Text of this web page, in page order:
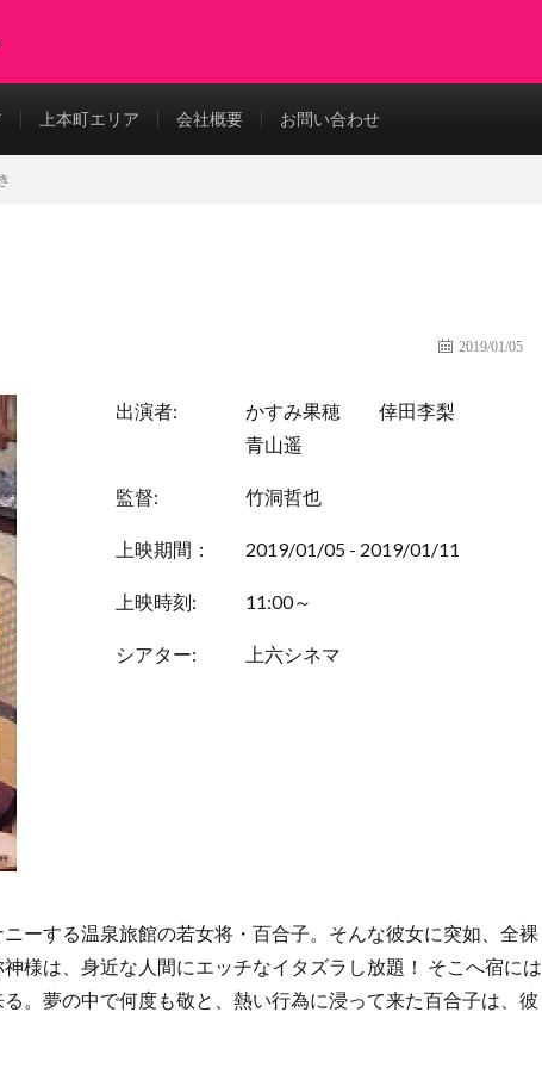
上本町エリア 会社概要 お問い合わせ
2019/01/05
出演者: かすみ果穂
倖田李梨
青山遥
監督: 竹洞哲也
上映期間： 2019/01/05 - 2019/01/11
上映時刻: 11:00～
シアター: 上六シネマ
ーする温泉旅館の若女将・百合子。そんな彼女に突如、全裸
様は、身近な人間にエッチなイタズラし放題！ そこへ宿には
。夢の中で何度も敬と、熱い行為に浸って来た百合子は、彼